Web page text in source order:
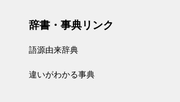
辞書・事典リンク
語源由来辞典
違いがわかる事典